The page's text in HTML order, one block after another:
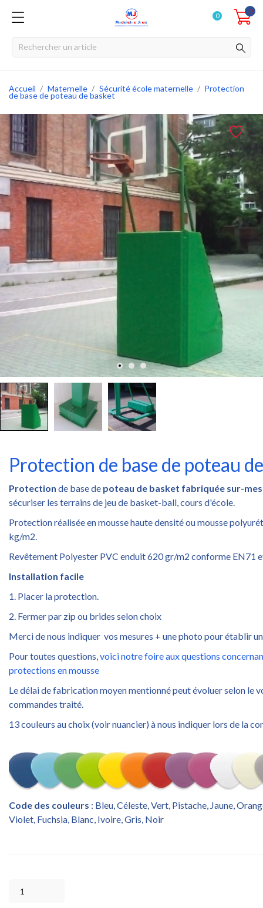
0
0
Accueil Maternelle Sécurité école maternelle Protection
de base de poteau de basket
Protection de base de poteau
Protection de base de poteau de basket fabriquée sur-
sécuriser les terrains de jeu de basket-ball, cours d'école.
Protection réalisée en mousse haute densité ou mousse
kg/m2.
Revêtement Polyester PVC enduit 620 gr/m2 conforme EN71
Installation facile
1. Placer la protection.
2. Fermer par zip ou brides selon choix
Merci de nous indiquer vos mesures + une photo pour établir
Pour toutes questions,voici notre foire aux questions
protections en mousse
Le délai de fabrication moyen mentionné peut évoluer selon le
commandes traité.
13 couleurs au choix (voir nuancier) à nous indiquer lors de la
Code des couleurs : Bleu, Céleste, Vert, Pistache, Jaune,
Violet, Fuchsia, Blanc, Ivoire, Gris, Noir